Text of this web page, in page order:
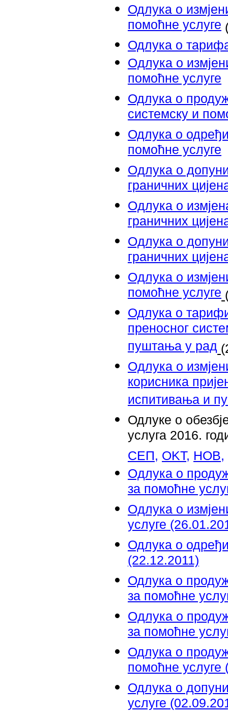
Одлука о
помоћне услуге
Одлука о
Oдлука о
помоћне услуге
Одлука о
системску и
Одлука о
помоћне услуге
Oдлука о
граничних
Oдлука о
граничних
Oдлука о
граничних
Oдлука о
помоћне услуге
Одлука о
преносног
пуштања у рад
Oдлука о
корисника
испитивања и
Одлуке о
услуга 2016.
СЕП, OKT, НОВ,
Oдлука о
за помоћне
Oдлука о
услуге
Одлука о
(22.12.2011)
Одлука о
за помоћне
Oдлука о
за помоћне
Одлука о
помоћне услуге
Одлука о
услуге